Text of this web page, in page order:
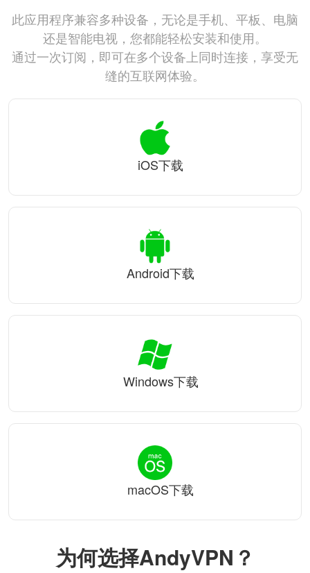
为何选择AndyVPN？
此应用程序兼容多种设备，无论是手机、平板、电脑
还是智能电视，您都能轻松安装和使用。
通过一次订阅，即可在多个设备上同时连接，享受无
缝的互联网体验。
iOS下载
Android下载
Windows下载
macOS下载